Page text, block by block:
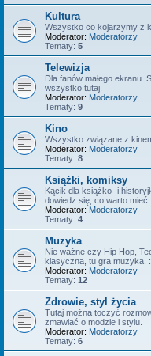
Kultura
Wszystko co kojarzymy z
Moderator: Moderatorzy
Tematy: 5
Telewizja
Dla fanów małego ekranu.
wszystko tutaj.
Moderator: Moderatorzy
Tematy: 9
Kino
Wszystko związane z
Moderator: Moderatorzy
Tematy: 8
Książki, komiksy
Kącik dla książko- i
dowiedz się, co warto mieć.
Moderator: Moderatorzy
Tematy: 4
Muzyka
Nie ważne czy Hip Hop,
klasyczna, tu gra muzyka.
Moderator: Moderatorzy
Tematy: 12
Zdrowie, styl życia
Tutaj można toczyć
zmawiać o modzie i stylu.
Moderator: Moderatorzy
Tematy: 6